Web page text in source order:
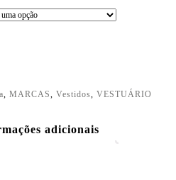
, MARCAS, Vestidos, VESTUÁRIO
adicionais